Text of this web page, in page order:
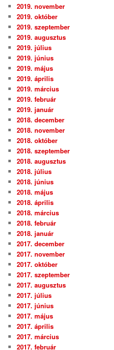
2019. november
2019. október
2019. szeptember
2019. augusztus
2019. július
2019. június
2019. május
2019. április
2019. március
2019. február
2019. január
2018. december
2018. november
2018. október
2018. szeptember
2018. augusztus
2018. július
2018. június
2018. május
2018. április
2018. március
2018. február
2018. január
2017. december
2017. november
2017. október
2017. szeptember
2017. augusztus
2017. július
2017. június
2017. május
2017. április
2017. március
2017. február